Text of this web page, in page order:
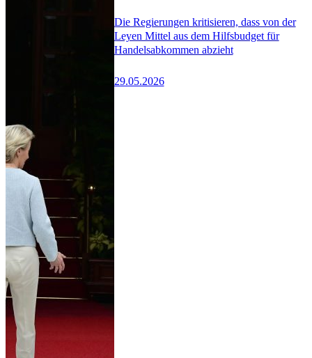
Die Regierungen kritisieren, dass von der
Leyen Mittel aus dem Hilfsbudget für
Handelsabkommen abzieht
29.05.2026